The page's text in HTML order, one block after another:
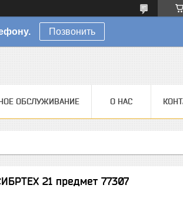
Позвонить
ОБСЛУЖИВАНИЕ О НАС
21 предмет 77307